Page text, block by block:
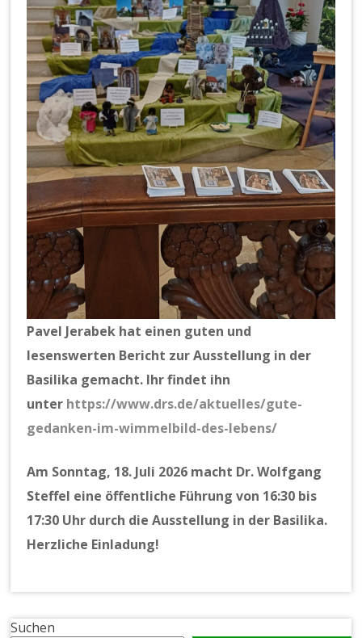
Pavel Jerabek hat einen guten und
lesenswerten Bericht zur Ausstellung in der
Basilika gemacht. Ihr findet ihn
unter https://www.drs.de/aktuelles/gute-
gedanken-im-wimmelbild-des-lebens/
Am Sonntag, 18. Juli 2026 macht Dr. Wolfgang
Steffel eine öffentliche Führung von 16:30 bis
17:30 Uhr durch die Ausstellung in der Basilika.
Herzliche Einladung!
Suchen